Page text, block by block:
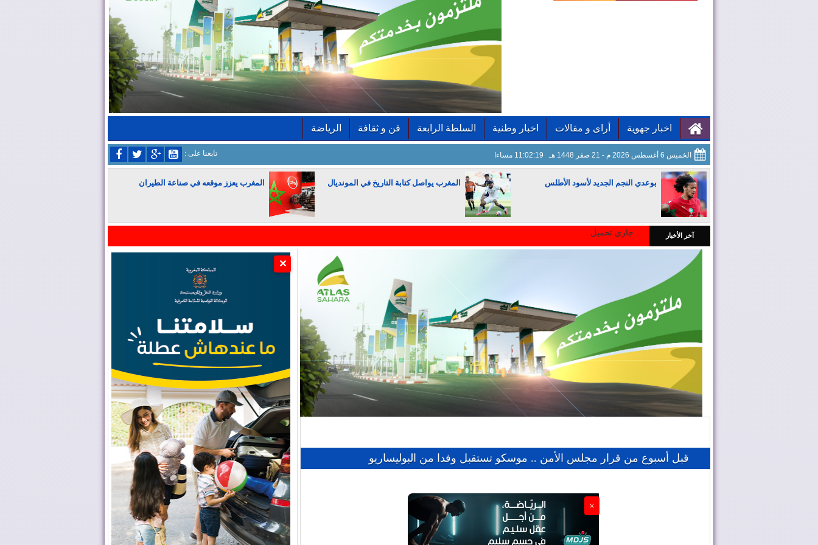
اخبار جهوية أراى و مقالات اخبار وطنية السلطة الرابعة فن و ثقافة الرياضة
الخميس 6 أغسطس 2026 م - 21 صفر 1448 هـ 11:02:20 مساءا : تابعنا على
بوعدي النجم الجديد لأسود الأطلس المغرب يواصل كتابة التاريخ في المونديال المغرب يعزز موقعه في صناعة الطيران
المغرب يجذب كبار المستثمرين آخر الأخبار
قبل أسبوع من قرار مجلس الأمن .. موسكو تستقبل وفدا من البوليساريو
×
✕